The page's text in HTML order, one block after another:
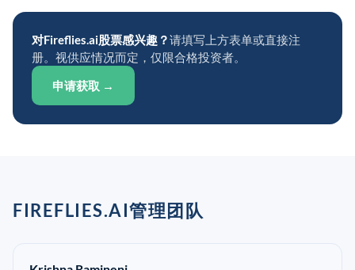
对Fireflies.ai股票感兴趣？请填写上方表单或直接注
册。视供应情况而定，仅限合格投资者。
申请获取 →
FIREFLIES.AI管理团队